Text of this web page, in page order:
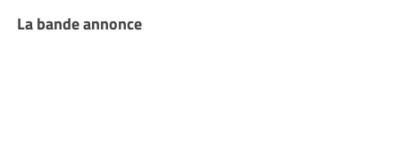
La bande annonce